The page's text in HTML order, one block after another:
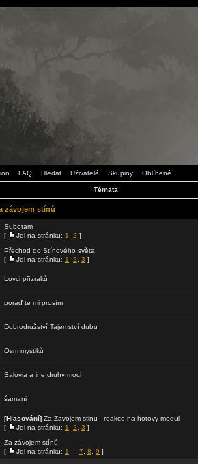
FAQ Hledat Uživatelé Skupiny Oblíbené
Témata
závojem stínů
Subotam
[
Jdi na stránku: 1 2 ]
Přechod do Stínového světa
[
Jdi na stránku: 1 2 3 ]
Lovci přízraků
poraď te mi prosím
Dobrodružství Tajemství dubu
Osm mystiků
Salovia a ine druhy moci
šamani
[Hlasování] Za Zavojem stinu - reakce na hotovy modul
[
Jdi na stránku: 1 2 3 ]
Za závojem stínů
[
Jdi na stránku: 1 7 8 9 ]